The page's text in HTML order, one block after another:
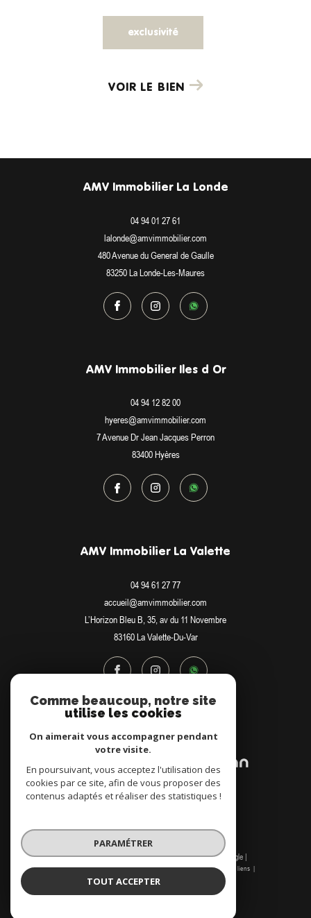
exclusivité
VOIR LE BIEN
AMV Immobilier La Londe
04 94 01 27 61
lalonde@amvimmobilier.com
480 Avenue du General de Gaulle
83250 La Londe-Les-Maures
AMV Immobilier Iles d Or
04 94 12 82 00
hyeres@amvimmobilier.com
7 Avenue Dr Jean Jacques Perron
83400
Hyères
AMV Immobilier La Valette
04 94 61 27 77
accueil@amvimmobilier.com
L’Horizon Bleu B, 35, av du 11 Novembre
83160 La Valette-Du-Var
Adhérents
© 2026 | Tous droits réservés | Traduction powered by Google |
Nos honoraires Plan du site Mentions légales Admin
Nos liens
Politique RGPD
Comme beaucoup, notre site
utilise les cookies
On aimerait vous accompagner pendant
votre visite.
En poursuivant, vous acceptez l'utilisation des
cookies par ce site, afin de vous proposer des
contenus adaptés et réaliser des statistiques !
PARAMÉTRER
TOUT ACCEPTER